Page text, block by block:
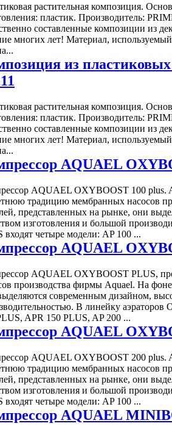
растительная композиция.
пластик. Производитель:
составленные композиции из
многих лет! Материал,
из
растительная композиция.
пластик. Производитель:
составленные композиции из
многих лет! Материал,
AQUAEL
AQUAEL OXYBOOST 100
традицию мембранных насосов
представленных на рынке, они
изготовления и большой
входят четыре модели: AP 100 ...
AQUAEL
AQUAEL OXYBOOST PLUS,
производства фирмы Aquael. На
современным дизайном,
В линейку
APR 150 PLUS, AP 200 ...
AQUAEL
AQUAEL OXYBOOST 200
традицию мембранных насосов
представленных на рынке, они
изготовления и большой
входят четыре модели: AP 100 ...
AQUAEL